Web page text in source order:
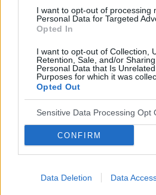
I want to opt-out of processing
Personal Data for Targeted
Opted In
I want to opt-out of Collection,
Retention, Sale, and/or
Personal Data that Is
Purposes for which it was
Opted Out
Sensitive Data Processing Opt
CONFIRM
Data Deletion Data
Przeczytaj następny
INNE
Nowy materiał na
naczyniowe